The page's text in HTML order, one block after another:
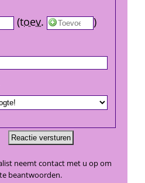
neemt contact met u op om
beantwoorden.
(toev.
)